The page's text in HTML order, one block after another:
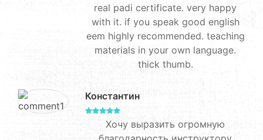
real padi certificate. very happy
with it. if you speak good english
eem highly recommended. teaching
materials in your own language.
thick thumb.
Константин
Хочу выразить огромную